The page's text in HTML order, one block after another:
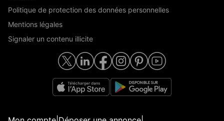
Politique de protection des données personnelles
Mentions légales
Signaler un contenu illicite